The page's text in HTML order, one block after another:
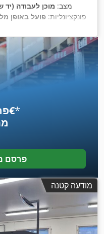
מצב: מוכן לעבודה (יד
, פונקציונליות: פועל באופן
,
פרסם עכשיו החל מ־‏4.49 ‏€*
פרסם
מודעה קטנה